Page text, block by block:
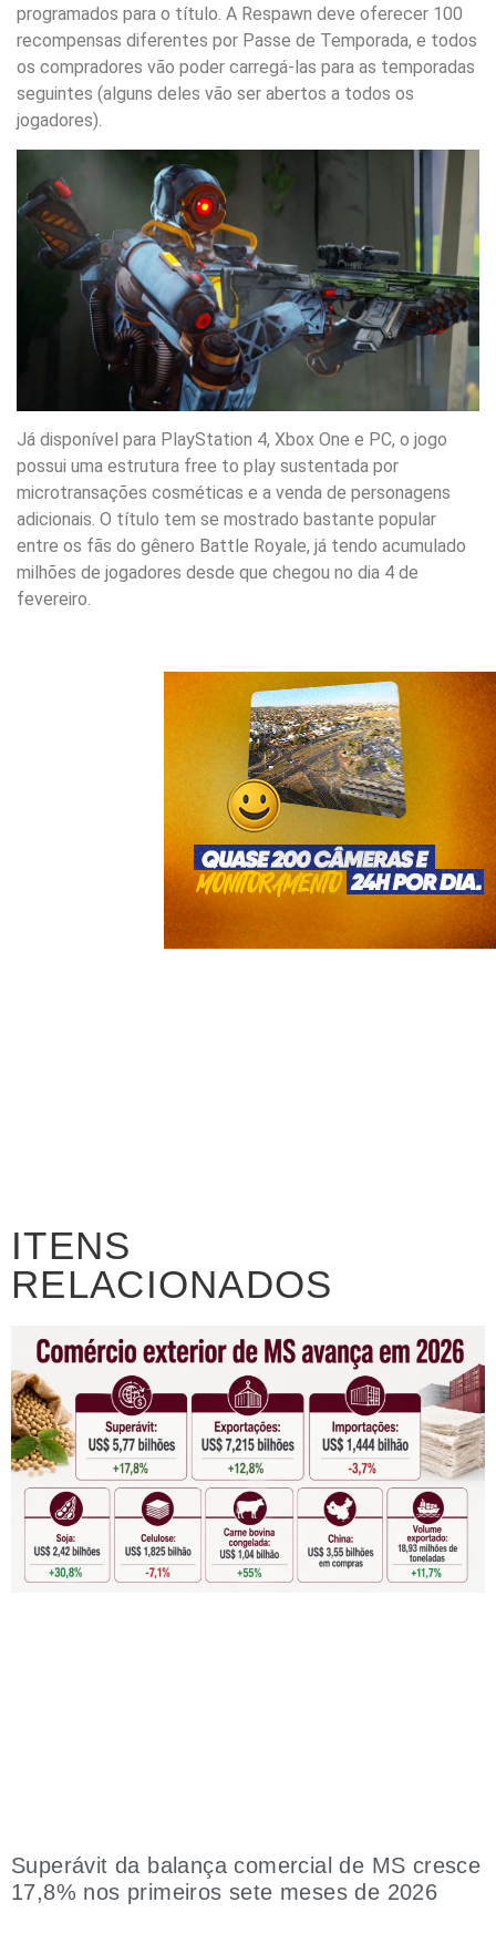
programados para o título. A Respawn deve oferecer 100
recompensas diferentes por Passe de Temporada, e todos
os compradores vão poder carregá-las para as temporadas
seguintes (alguns deles vão ser abertos a todos os
jogadores).
Já disponível para PlayStation 4, Xbox One e PC, o jogo
possui uma estrutura free to play sustentada por
microtransações cosméticas e a venda de personagens
adicionais. O título tem se mostrado bastante popular
entre os fãs do gênero Battle Royale, já tendo acumulado
milhões de jogadores desde que chegou no dia 4 de
fevereiro.
ITENS
RELACIONADOS
Superávit da balança comercial de MS cresce
17,8% nos primeiros sete meses de 2026